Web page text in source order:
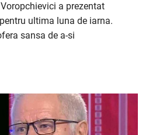
a prezentat
ultima luna de iarna.
sansa de a-si